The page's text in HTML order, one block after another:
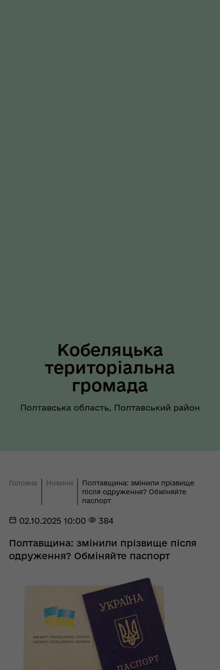
Кобеляцька
територіальна
громада
Полтавська область, Полтавський район
Головна Новини
Полтавщина: змінили прізвище
після одруження? Обміняйте
паспорт
02.10.2025 10:00 384
Полтавщина: змінили прізвище після
одруження? Обміняйте паспорт